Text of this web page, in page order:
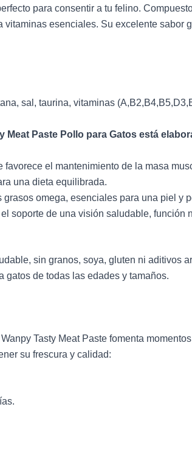
para consentir a tu felino.
esenciales. Su excelente sabor
sal, taurina, vitaminas
Meat Paste Pollo para Gatos está
favorece el mantenimiento de la masa
una dieta equilibrada.
grasos omega, esenciales para una piel y
soporte de una visión saludable, función
sin granos, soya, gluten ni aditivos
gatos de todas las edades y tamaños.
Tasty Meat Paste fomenta
su frescura y calidad: